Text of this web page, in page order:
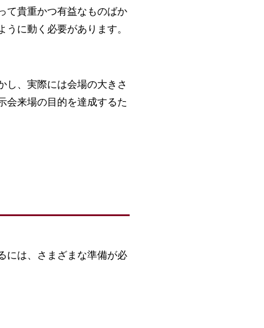
て貴重かつ有益なものばか
に動く必要があります。
し、実際には会場の大きさ
会来場の目的を達成するた
には、さまざまな準備が必